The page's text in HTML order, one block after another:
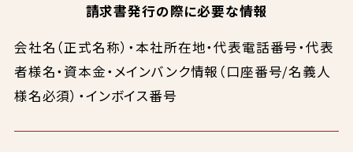
請求書発行の際に必要な情報
会社名（正式名称）・本社所在地・代表電話番号・代表
者様名・資本金・メインバンク情報（口座番号/名義人
様名必須）・インボイス番号